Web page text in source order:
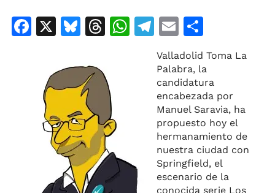
F
b
o
X
Bl
e
s
k
y
T
a
d
s
W T
el
e
gr
a
m
E
m
ai
l
o
m
p
ar
ti
r
Valladolid Toma La
Palabra, la
candidatura
encabezada por
Manuel Saravia, ha
propuesto hoy el
hermanamiento de
nuestra ciudad con
Springfield, el
escenario de la
conocida serie Los